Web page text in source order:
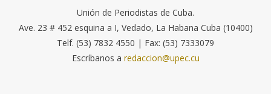
Unión de Periodistas de Cuba.
Ave. 23 # 452 esquina a I, Vedado, La Habana Cuba (10400)
Telf. (53) 7832 4550 | Fax: (53) 7333079
Escríbanos a redaccion@upec.cu